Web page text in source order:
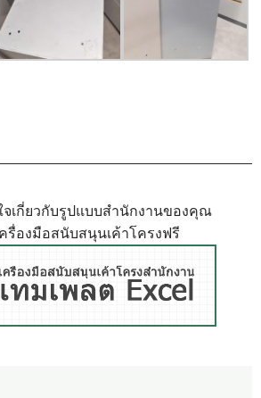
เกี่ยวกับรูปแบบสำนักงานของคุณ
รื่องมือสนับสนุนเค้าโครงฟรี